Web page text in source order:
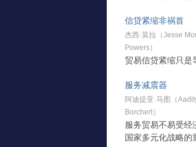
信贷紧缩非祸首
杰西·莫拉（Jesse
Powers）
贸易信贷紧缩只是
服务减震器
阿迪提亚·马图（
Borchert）
服务贸易不易受经
国家多元化战略的